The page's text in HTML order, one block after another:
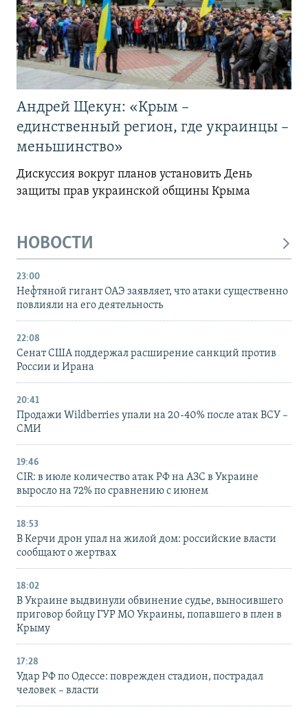
Андрей Щекун: «Крым –
единственный регион, где украинцы –
меньшинство»
Дискуссия вокруг планов установить День
защиты прав украинской общины Крыма
НОВОСТИ
23:00
Нефтяной гигант ОАЭ заявляет, что атаки существенно
повлияли на его деятельность
22:08
Сенат США поддержал расширение санкций против
России и Ирана
20:41
Продажи Wildberries упали на 20-40% после атак ВСУ –
СМИ
19:46
CIR: в июле количество атак РФ на АЗС в Украине
выросло на 72% по сравнению с июнем
18:53
В Керчи дрон упал на жилой дом: российские власти
сообщают о жертвах
18:02
В Украине выдвинули обвинение судье, выносившего
приговор бойцу ГУР МО Украины, попавшего в плен в
Крыму
17:28
Удар РФ по Одессе: поврежден стадион, пострадал
человек – власти